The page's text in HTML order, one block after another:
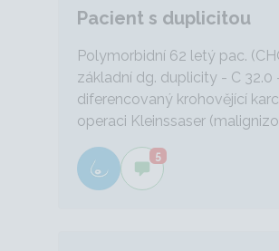
Pacient s duplicitou
Polymorbidní 62 letý pac.
základní dg. duplicity - C
diferencovaný krohovějící
operaci Kleinssaser
5